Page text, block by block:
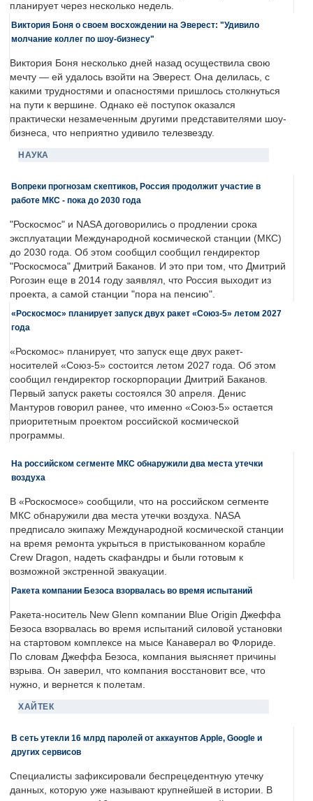
планирует через несколько недель.
Виктория Боня о своем восхождении на Эверест: "Удивило
молчание коллег по шоу-бизнесу"
Виктория Боня несколько дней назад осуществила свою
мечту — ей удалось взойти на Эверест. Она делилась, с
какими трудностями и опасностями пришлось столкнуться
на пути к вершине. Однако её поступок оказался
практически незамеченным другими представителями шоу-
бизнеса, что неприятно удивило телезвезду.
НАУКА
Вопреки прогнозам скептиков, Россия продолжит участие в
работе МКС - пока до 2030 года
"Роскосмос" и NASA договорились о продлении срока
эксплуатации Международной космической станции (МКС)
до 2030 года. Об этом сообщил сообщил гендиректор
"Роскосмоса" Дмитрий Баканов. И это при том, что Дмитрий
Рогозин еще в 2014 году заявлял, что Россия выходит из
проекта, а самой станции "пора на пенсию".
«Роскосмос» планирует запуск двух ракет «Союз-5» летом 2027
года
«Роскомос» планирует, что запуск еще двух ракет-
носителей «Союз-5» состоится летом 2027 года. Об этом
сообщил гендиректор госкорпорации Дмитрий Баканов.
Первый запуск ракеты состоялся 30 апреля. Денис
Мантуров говорил ранее, что именно «Союз-5» остается
приоритетным проектом российской космической
программы.
На российском сегменте МКС обнаружили два места утечки
воздуха
В «Роскосмосе» сообщили, что на российском сегменте
МКС обнаружили два места утечки воздуха. NASA
предписало экипажу Международной космической станции
на время ремонта укрыться в пристыкованном корабле
Crew Dragon, надеть скафандры и были готовым к
возможной экстренной эвакуации.
Ракета компании Безоса взорвалась во время испытаний
Ракета-носитель New Glenn компании Blue Origin Джеффа
Безоса взорвалась во время испытаний силовой установки
на стартовом комплексе на мысе Канаверал во Флориде.
По словам Джеффа Безоса, компания выясняет причины
взрыва. Он заверил, что компания восстановит все, что
нужно, и вернется к полетам.
ХАЙТЕК
В сеть утекли 16 млрд паролей от аккаунтов Apple, Google и
других сервисов
Специалисты зафиксировали беспрецедентную утечку
данных, которую уже называют крупнейшей в истории. В